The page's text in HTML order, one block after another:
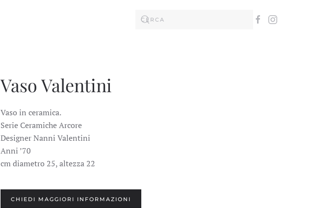
Vaso Valentini
Vaso in ceramica.
Serie Ceramiche Arcore
Designer Nanni Valentini
Anni ’70
cm diametro 25, altezza 22
CHIEDI MAGGIORI INFORMAZIONI